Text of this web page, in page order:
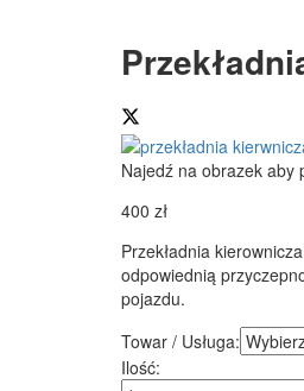
Najedź na obrazek aby
400 zł
Przekładnia
odpowiednią
pojazdu.
Towar / Usługa:
Przekładnia
Ilość: